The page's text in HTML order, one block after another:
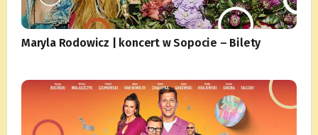
Maryla Rodowicz | koncert w Sopocie – Bilety